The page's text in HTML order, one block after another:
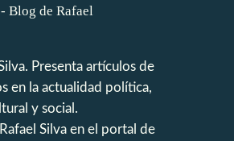
Presenta artículos de
en la actualidad política,
y social.
Rafael Silvaen el portal de